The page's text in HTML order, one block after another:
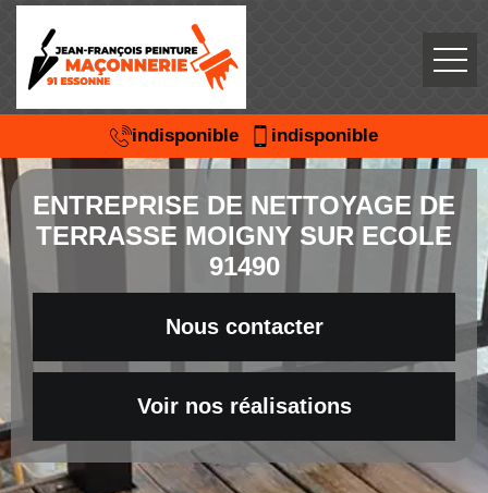
indisponible indisponible
ENTREPRISE DE NETTOYAGE DE
TERRASSE MOIGNY SUR ECOLE
91490
Nous contacter
Voir nos réalisations